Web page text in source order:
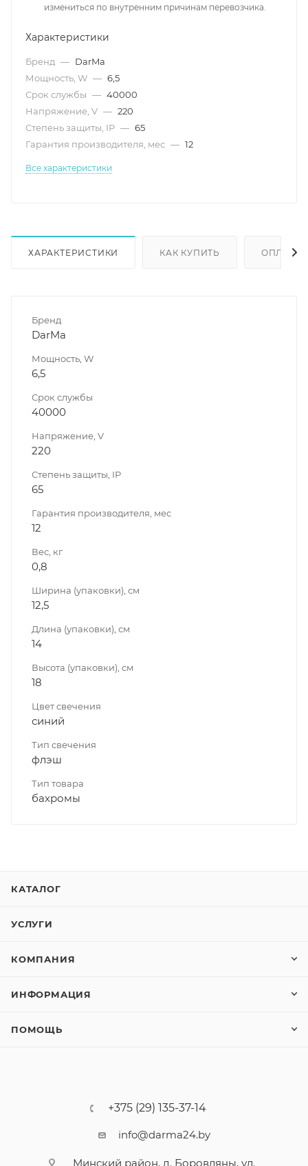
измениться по внутренним причинам перевозчика.
Характеристики
Бренд — DarMa
Мощность, W — 6,5
Срок службы — 40000
Напряжение, V — 220
Степень защиты, IP — 65
Гарантия производителя, мес — 12
Все характеристики
ХАРАКТЕРИСТИКИ КАК КУПИТЬ ОПЛАТА
Бренд
DarMa
Мощность, W
6,5
Срок службы
40000
Напряжение, V
220
Степень защиты, IP
65
Гарантия производителя, мес
12
Вес, кг
0,8
Ширина (упаковки), см
12,5
Длина (упаковки), см
14
Высота (упаковки), см
18
Цвет свечения
синий
Тип свечения
флэш
Тип товара
бахромы
КАТАЛОГ
УСЛУГИ
КОМПАНИЯ
ИНФОРМАЦИЯ
ПОМОЩЬ
+375 (29) 135-37-14
info@darma24.by
Минский район, д. Боровляны, ул.